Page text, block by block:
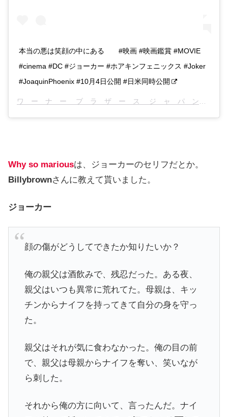
本当の悪は笑顔の中にある⠀ ⠀ #映画 #映画鑑賞 #MOVIE
#cinema #DC #ジョーカー #ホアキンフェニックス #Joker
#JoaquinPhoenix #10月4日公開 #日米同時公開
ワ ー ナ ー ブ ラ ザ ー ス ジ ャ パ ン
Why so mariousは、ジョーカーのセリフだとか。
Billybrownさんに教えて貰いました。
ジョーカー
顔の傷がどうしてできたか知りたいか？
俺の親父は酒飲みで、残忍だった。ある夜、
親父はいつも異常に荒れてた。母親は、キッ
チンからナイフを持ってきて自分の身を守っ
た。
親父はそれが気に食わなかった。俺の目の前
で、親父は母親からナイフを奪い、笑いなが
ら刺した。
それから俺の方に向いて、言ったんだ。ナイ